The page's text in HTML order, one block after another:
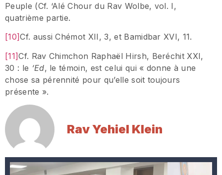
Peuple (Cf. ‘Alé Chour du Rav Wolbe, vol. I,
quatrième partie.
[10]Cf. aussi Chémot XII, 3, et Bamidbar XVI, 11.
[11]Cf. Rav Chimchon Raphaël Hirsh, Beréchit XXI,
30 : le ‘Ed, le témoin, est celui qui « donne à une
chose sa pérennité pour qu’elle soit toujours
présente ».
Rav Yehiel Klein